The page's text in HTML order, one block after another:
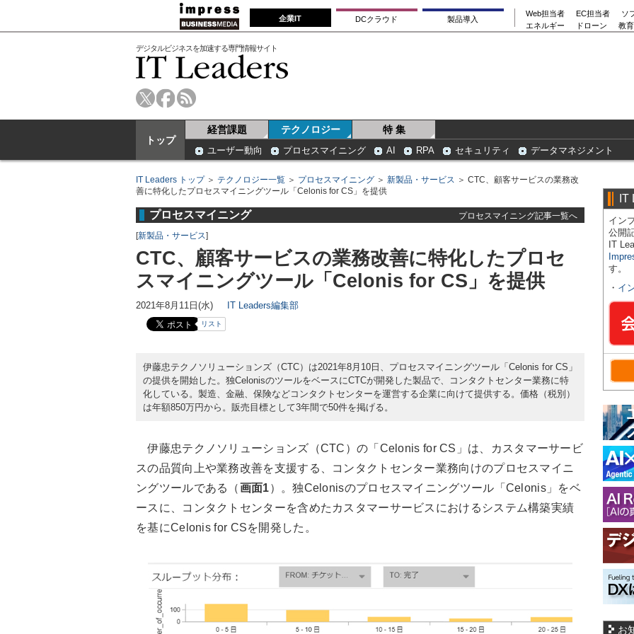
企業IT DCクラウド 製品導入
Web担当者 EC担当者
ソ
エネルギー
ドローン 教
デジタルビジネスを加速する専門情報サイト
トップ
経営課題 テクノロジー 特 集
ユーザー動向 プロセスマイニング AI RPA セキュリティ データマネジメント
IT Leaders トップ＞ テクノロジー一覧 ＞ プロセスマイニング ＞ 新製品・サービス ＞ CTC、顧客サービスの業務改
善に特化したプロセスマイニングツール「Celonis for CS」を提供
プロセスマイニング
プロセスマイニング記事一覧へ
[新製品・サービス]
CTC、顧客サービスの業務改善に特化したプロセ
スマイニングツール「Celonis for CS」を提供
2021年8月11日(水) IT Leaders編集部
リスト
伊藤忠テクノソリューションズ（CTC）は2021年8月10日、プロセスマイニングツール「Celonis for CS」
の提供を開始した。独CelonisのツールをベースにCTCが開発した製品で、コンタクトセンター業務に特
化している。製造、金融、保険などコンタクトセンターを運営する企業に向けて提供する。価格（税別）
は年額850万円から。販売目標として3年間で50件を掲げる。
伊藤忠テクノソリューションズ（CTC）の「Celonis for CS」は、カスタマーサービ
スの品質向上や業務改善を支援する、コンタクトセンター業務向けのプロセスマイニ
ングツールである（画面1）。独Celonisのプロセスマイニングツール「Celonis」をベ
ースに、コンタクトセンターを含めたカスタマーサービスにおけるシステム構築実績
を基にCelonis for CSを開発した。
IT
イン
公開
IT
す。
・ イ
お